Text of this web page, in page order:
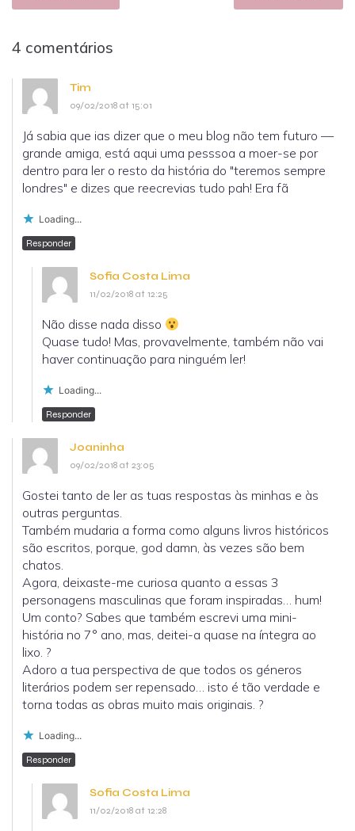
4 comentários
Tim
09/02/2018 at 15:01
Já sabia que ias dizer que o meu blog não tem futuro —
grande amiga, está aqui uma pesssoa a moer-se por
dentro para ler o resto da história do "teremos sempre
londres" e dizes que reecrevias tudo pah! Era fã
Loading...
Responder
Sofia Costa Lima
11/02/2018 at 12:25
Não disse nada disso
Quase tudo! Mas, provavelmente, também não vai
haver continuação para ninguém ler!
Loading...
Responder
Joaninha
09/02/2018 at 23:05
Gostei tanto de ler as tuas respostas às minhas e às
outras perguntas.
Também mudaria a forma como alguns livros históricos
são escritos, porque, god damn, às vezes são bem
chatos.
Agora, deixaste-me curiosa quanto a essas 3
personagens masculinas que foram inspiradas… hum!
Um conto? Sabes que também escrevi uma mini-
história no 7° ano, mas, deitei-a quase na íntegra ao
lixo. ?
Adoro a tua perspectiva de que todos os géneros
literários podem ser repensado… isto é tão verdade e
torna todas as obras muito mais originais. ?
Loading...
Responder
Sofia Costa Lima
11/02/2018 at 12:28